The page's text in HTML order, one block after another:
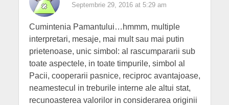
Septembrie 29, 2016 at 5:29 am
Cumintenia Pamantului…hmmm, multiple
interpretari, mesaje, mai mult sau mai putin
prietenoase, unic simbol: al rascumpararii sub
toate aspectele, in toate timpurile, simbol al
Pacii, cooperarii pasnice, reciproc avantajoase,
neamestecul in treburile interne ale altui stat,
recunoasterea valorilor in considerarea originii